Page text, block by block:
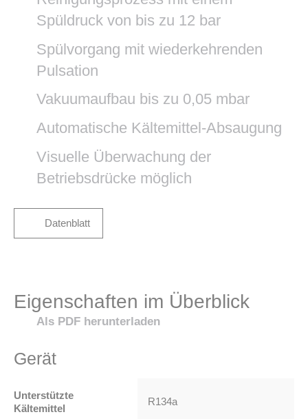
Spüldruck von bis zu 12 bar
Spülvorgang mit wiederkehrenden
Pulsation
Vakuumaufbau bis zu 0,05 mbar
Automatische Kältemittel-Absaugung
Visuelle Überwachung der
Betriebsdrücke möglich
Datenblatt
Eigenschaften im Überblick
Als PDF herunterladen
Gerät
Unterstützte
Kältemittel
R134a